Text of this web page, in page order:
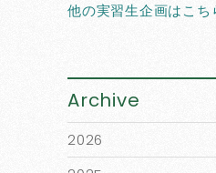
他の実習生企画はこち
Archive
2026